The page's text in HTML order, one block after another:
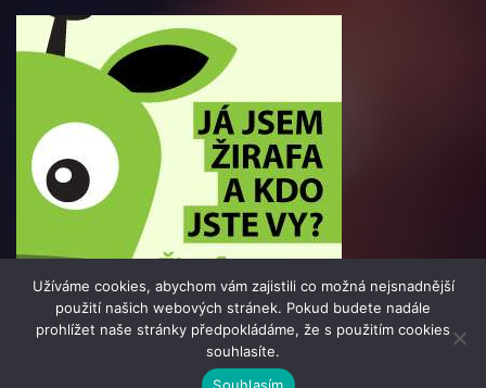
© 2016 - 2025 Info-Press.cz | člen skupiny 123jobs Media |
Užíváme cookies, abychom vám zajistili co možná nejsnadnější
použití našich webových stránek. Pokud budete nadále
prohlížet naše stránky předpokládáme, že s použitím cookies
souhlasíte.
Souhlasím